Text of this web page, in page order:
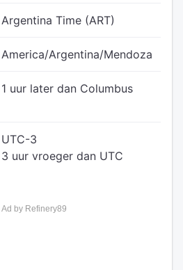
Argentina Time (ART)
America/Argentina/Mendoza
1 uur later dan Columbus
UTC-3
3 uur vroeger dan UTC
by Refinery89